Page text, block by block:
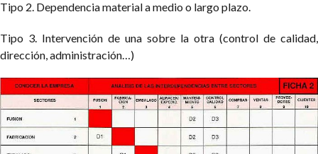
Tipo 2. Dependencia material a medio o largo plazo.
Tipo 3. Intervención de una sobre la otra (control de calidad,
dirección, administración…)